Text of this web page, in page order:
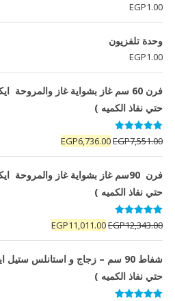
EGP1.00
وحدة تلفزيون
EGP1.00
فرن 60 سم غاز بشواية غاز
حتي نفاذ الكميه )
تم التقييم
5.00 من 5EGP7,551.00
السعر
الأصلي
هو:
EGP7,551.00.
EGP6,736.00
السعر
الحالي
هو:
فرن 90سم غاز بشواية غاز
حتي نفاذ الكميه )
تم التقييم
5.00من 5 EGP12,343.00
السعر
الأصلي
هو:
EGP12,343.00.
EGP11,011.00
السعر
الحالي
هو:
شفاط 90 سم – زجاج و استانلس
حتي نفاذ الكميه )